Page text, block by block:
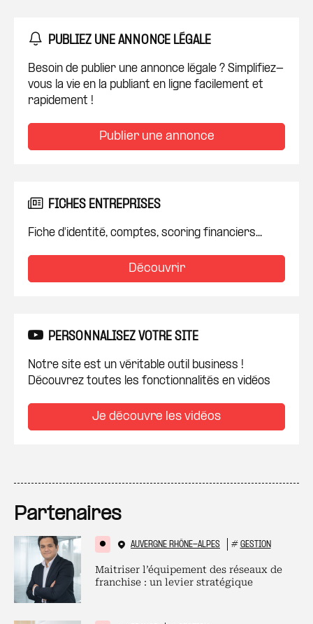
PUBLIEZ UNE ANNONCE LÉGALE
Besoin de publier une annonce légale ? Simplifiez-
vous la vie en la publiant en ligne facilement et
rapidement !
Publier une annonce
FICHES ENTREPRISES
Fiche d'identité, comptes, scoring financiers...
Découvrir
PERSONNALISEZ VOTRE SITE
Notre site est un véritable outil business !
Découvrez toutes les fonctionnalités en vidéos
Je découvre les vidéos
Partenaires
AUVERGNE RHÔNE-ALPES # GESTION
Maitriser l’équipement des réseaux de
franchise : un levier stratégique